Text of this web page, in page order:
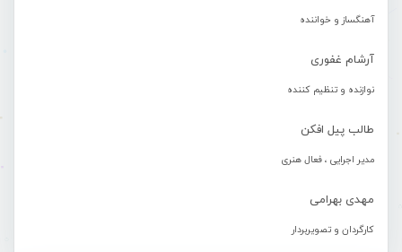
آهنگساز و خواننده
آرشام غفوری
نوازنده و تنظیم کننده
طالب پیل افکن
مدیر اجرایی ، فعال هنری
مهدی بهرامی
کارگردان و تصویربردار